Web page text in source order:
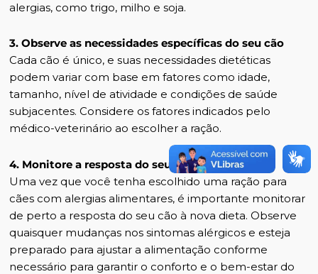
alergias, como trigo, milho e soja.
3. Observe as necessidades específicas do seu cão
Cada cão é único, e suas necessidades dietéticas
podem variar com base em fatores como idade,
tamanho, nível de atividade e condições de saúde
subjacentes. Considere os fatores indicados pelo
médico-veterinário ao escolher a ração.
4. Monitore a resposta do seu cão
Uma vez que você tenha escolhido uma ração para
cães com alergias alimentares, é importante monitorar
de perto a resposta do seu cão à nova dieta. Observe
quaisquer mudanças nos sintomas alérgicos e esteja
preparado para ajustar a alimentação conforme
necessário para garantir o conforto e o bem-estar do